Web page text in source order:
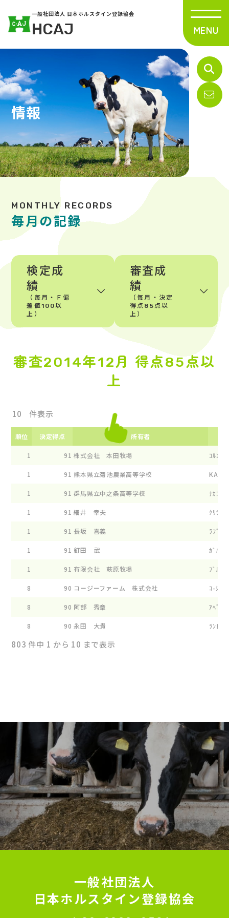
一般社団法人 日本ホルスタイン登録協会
HCAJ
情報
毎月の記録
検定成
績
（毎月・Ｆ偏
差値100以
上）
審査成
績
（毎月・決定
得点85点以
上）
審査2014年12月 得点85点以
上
件表示
順位 決定得点 所有者
1 91 株式会社 本田牧場 ｺﾙﾝﾀ
1 91 熊本県立菊池農業高等学校 KAHS
1 91 群馬県立中之条高等学校 ﾅｶｺ-
1 91 細井 幸夫 ｸﾘﾂﾊ
1 91 長坂 喜義 ﾗﾌﾞﾘ-
1 91 釘田 武 ｶﾞﾊﾞﾈ
1 91 有限会社 萩原牧場 ﾌﾞﾙ-ｴ
8 90 コージーファーム 株式会社 ｺ-ｼﾞ-
8 90 阿部 秀章 ｱﾍﾞﾌｱ
8 90 永田 大貴 ﾗﾝﾄﾞ
803 件中 1 から 10 まで表示
一般社団法人
日本ホルスタイン登録協会